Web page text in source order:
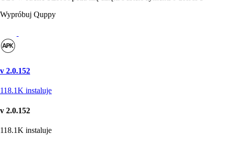
Wypróbuj Quppy
v 2.0.152
118.1K instaluje
v 2.0.152
118.1K instaluje